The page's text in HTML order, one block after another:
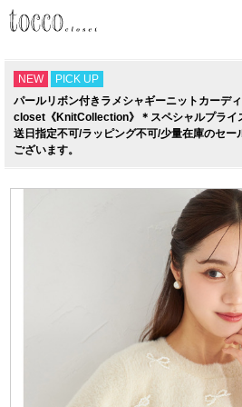
NEW
PICK UP
パールリボン付きラメシャギーニットカーデ
closet《KnitCollection》＊スペシャルプライ
送日指定不可/ラッピング不可/少量在庫のセ
ございます。